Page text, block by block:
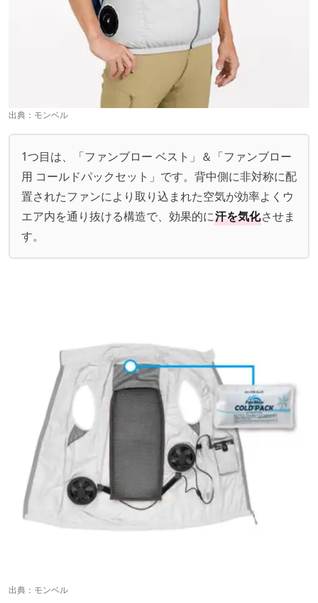
出典： モンベル
1つ目は、「ファンブロー ベスト」＆「ファンブロー
用 コールドパックセット」です。背中側に非対称に配
置されたファンにより取り込まれた空気が効率よくウ
エア内を通り抜ける構造で、効果的に汗を気化させま
す。
出典： モンベル